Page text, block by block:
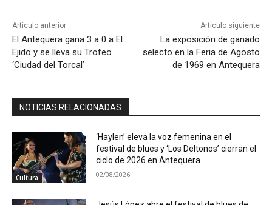
Artículo anterior
El Antequera gana 3 a 0 a El
Ejido y se lleva su Trofeo
‘Ciudad del Torcal’
Artículo siguiente
La exposición de ganado
selecto en la Feria de Agosto
de 1969 en Antequera
NOTICIAS RELACIONADAS
Cultura
‘Haylen’ eleva la voz femenina en el
festival de blues y ‘Los Deltonos’ cierran el
ciclo de 2026 en Antequera
02/08/2026